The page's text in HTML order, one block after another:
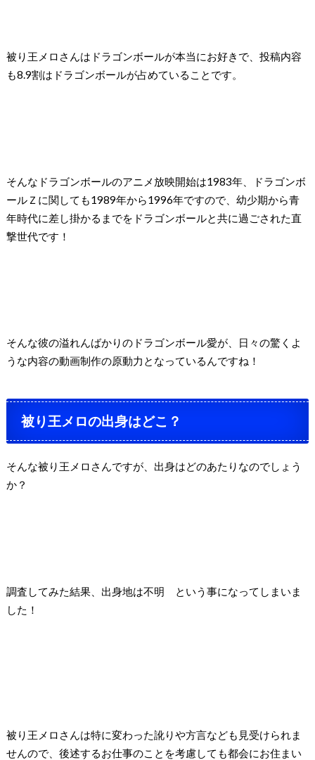
被り王メロさんはドラゴンボールが本当にお好きで、投稿内容
も8.9割はドラゴンボールが占めていることです。
そんなドラゴンボールのアニメ放映開始は1983年、ドラゴンボ
ールＺに関しても1989年から1996年ですので、幼少期から青
年時代に差し掛かるまでをドラゴンボールと共に過ごされた直
撃世代です！
そんな彼の溢れんばかりのドラゴンボール愛が、日々の驚くよ
うな内容の動画制作の原動力となっているんですね！
被り王メロの出身はどこ？
そんな被り王メロさんですが、出身はどのあたりなのでしょう
か？
調査してみた結果、 出身地は不明 という事になってしまいま
した！
被り王メロさんは特に変わった訛りや方言なども見受けられま
せんので、後述するお仕事のことを考慮しても都会にお住まい